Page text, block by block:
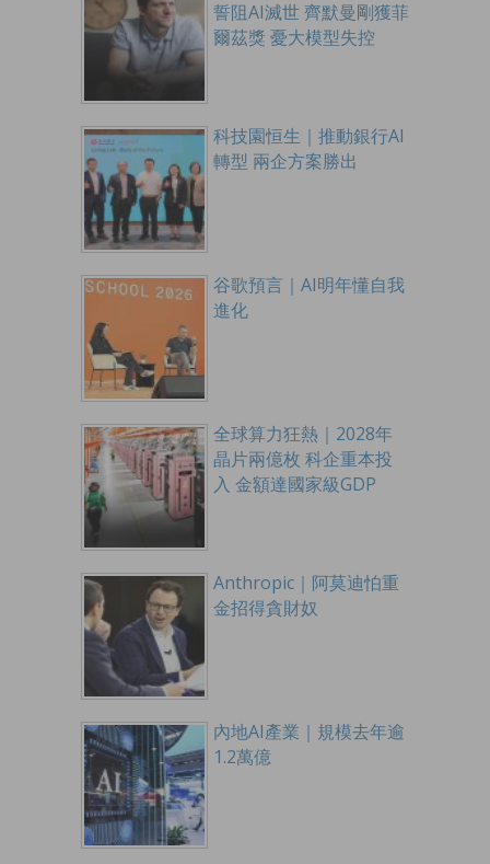
誓阻AI滅世 齊默曼剛獲菲
爾茲獎 憂大模型失控
科技園恒生｜推動銀行AI
轉型 兩企方案勝出
谷歌預言｜AI明年懂自我
進化
全球算力狂熱｜2028年
晶片兩億枚 科企重本投
入 金額達國家級GDP
Anthropic｜阿莫迪怕重
金招得貪財奴
內地AI產業｜規模去年逾
1.2萬億